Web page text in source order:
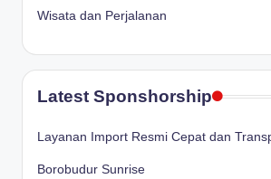
Wisata dan Perjalanan
Latest Sponshorship
Layanan Import Resmi Cepat dan
Borobudur Sunrise